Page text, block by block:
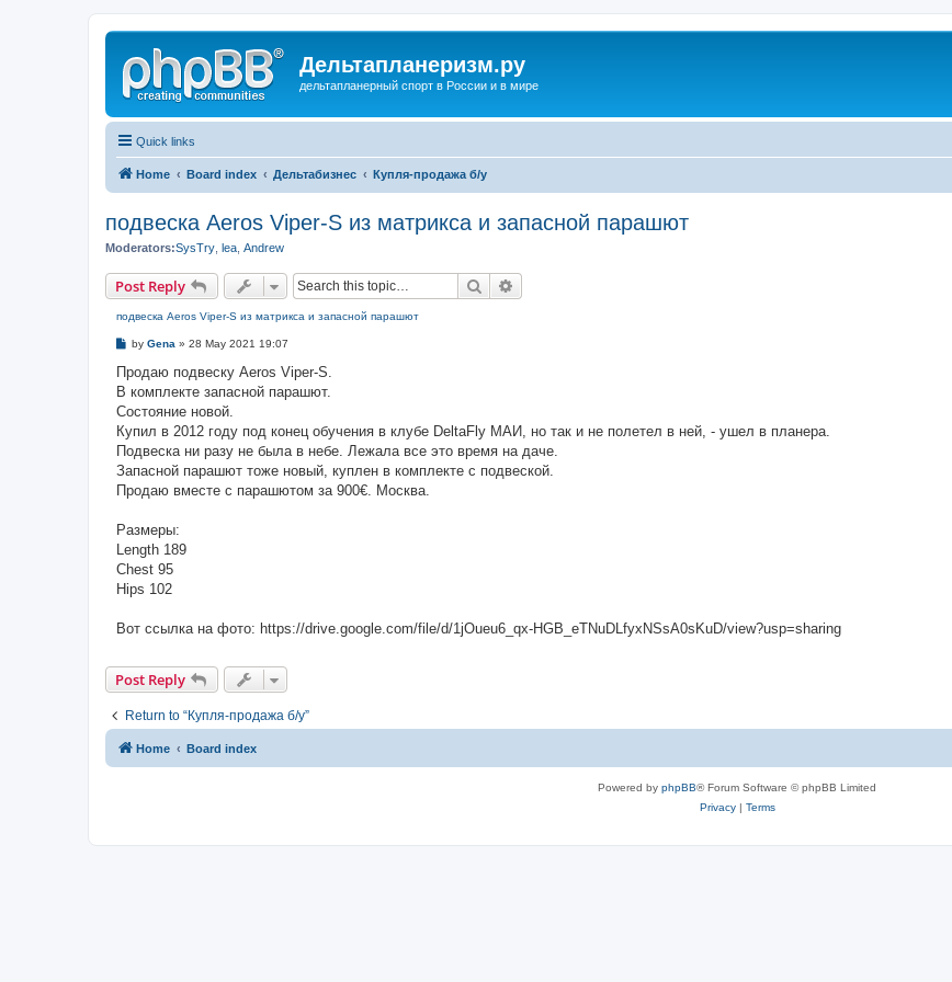
Дельтапланеризм.ру
дельтапланерный спорт в России и в мире
Quick links
Home Board index Дельтабизнес Купля-продажа б/у
подвеска Aeros Viper-S из матрикса и запасной парашют
Moderators:SysTry lea Andrew
Post Reply Search
подвеска Aeros Viper-S из матрикса и запасной парашют
P
s
t
by Gena » 28 May 2021 19:07
Продаю подвеску Aeros Viper-S.
В комплекте запасной парашют.
Состояние новой.
Купил в 2012 году под конец обучения в клубе DeltaFly МАИ, но так и не полетел в ней, - ушел в планера.
Подвеска ни разу не была в небе. Лежала все это время на даче.
Запасной парашют тоже новый, куплен в комплекте с подвеской.
Продаю вместе с парашютом за 900€. Москва.
Размеры:
Length 189
Chest 95
Hips 102
Вот ссылка на фото: https://drive.google.com/file/d/1jOueu6_qx-HGB_eTNuDLfyxNSsA0sKuD/view?usp=sharing
Post Reply
Return to “Купля-продажа б/у”
Home Board index
Powered by phpBB® Forum Software © phpBB Limited
Privacy| Terms